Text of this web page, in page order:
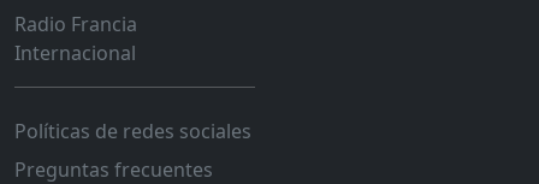
Radio Francia
Internacional
Políticas de redes sociales
Preguntas frecuentes